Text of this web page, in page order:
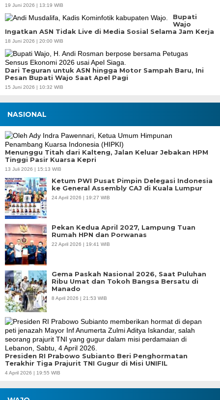
19 Juni 2026 | 13:19 WIB
Bupati
Wajo
Ingatkan ASN Tidak Live di Media Sosial Selama Jam Kerja
18 Juni 2026 | 20:00 WIB
Dari Teguran untuk ASN hingga Motor Sampah Baru, Ini
Pesan Bupati Wajo Saat Apel Pagi
15 Juni 2026 | 10:32 WIB
NASIONAL
Menunggu Titah dari Kalteng, Jalan Keluar Jebakan HPM
Tinggi Pasir Kuarsa Kepri
13 Juli 2026 | 15:13 WIB
Ketum PWI Pusat Pimpin Delegasi Indonesia
ke General Assembly CAJ di Kuala Lumpur
24 April 2026 | 19:27 WIB
Pekan Kedua April 2027, Lampung Tuan
Rumah HPN dan Porwanas
22 April 2026 | 19:41 WIB
Gema Paskah Nasional 2026, Saat Puluhan
Ribu Umat dan Tokoh Bangsa Bersatu di
Manado
8 April 2026 | 21:53 WIB
Presiden RI Prabowo Subianto Beri Penghormatan
Terakhir Tiga Prajurit TNI Gugur di Misi UNIFIL
4 April 2026 | 19:55 WIB